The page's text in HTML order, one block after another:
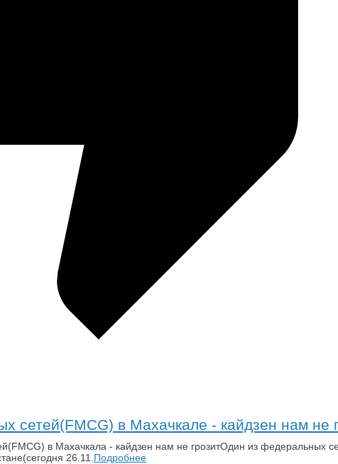
сетей(FMCG) в Махачкале - кайдзен нам не
в Махачкала - кайдзен нам не грозитОдин из федеральных
26.11. Подробнее